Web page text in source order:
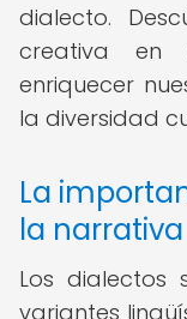
dialecto.
creativa en
enriquecer
la diversidad
La
la
Los dialectos
variantes